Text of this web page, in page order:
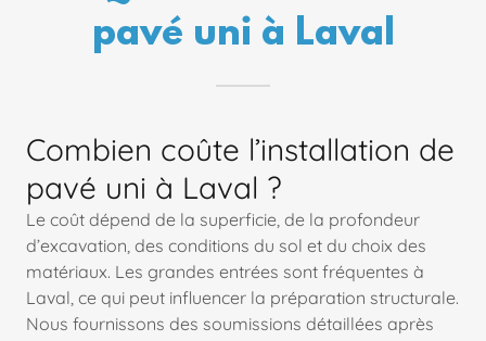
pavé uni à Laval
Combien coûte l’installation de
pavé uni à Laval ?
Le coût dépend de la superficie, de la profondeur
d’excavation, des conditions du sol et du choix des
matériaux. Les grandes entrées sont fréquentes à
Laval, ce qui peut influencer la préparation structurale.
Nous fournissons des soumissions détaillées après